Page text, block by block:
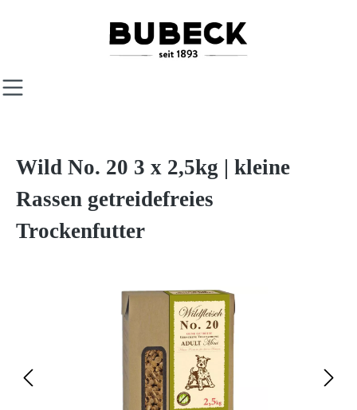
Zum Hauptinhalt springen
Wild No. 20 3 x 2,5kg | kleine
Rassen getreidefreies
Trockenfutter
Bildergalerie überspringen